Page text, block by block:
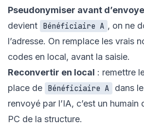
Pseudonymiser avant
devient Bénéficiaire A , on ne
l’adresse. On remplace les vrais
codes en local, avant la saisie.
Reconvertir en local : remettre
place de Bénéficiaire A
dans
renvoyé par l’IA, c’est un humain
PC de la structure.